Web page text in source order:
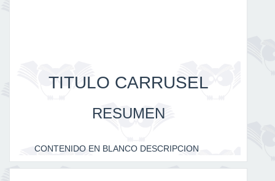
TITULO CARRUSEL
RESUMEN
CONTENIDO EN BLANCO DESCRIPCION